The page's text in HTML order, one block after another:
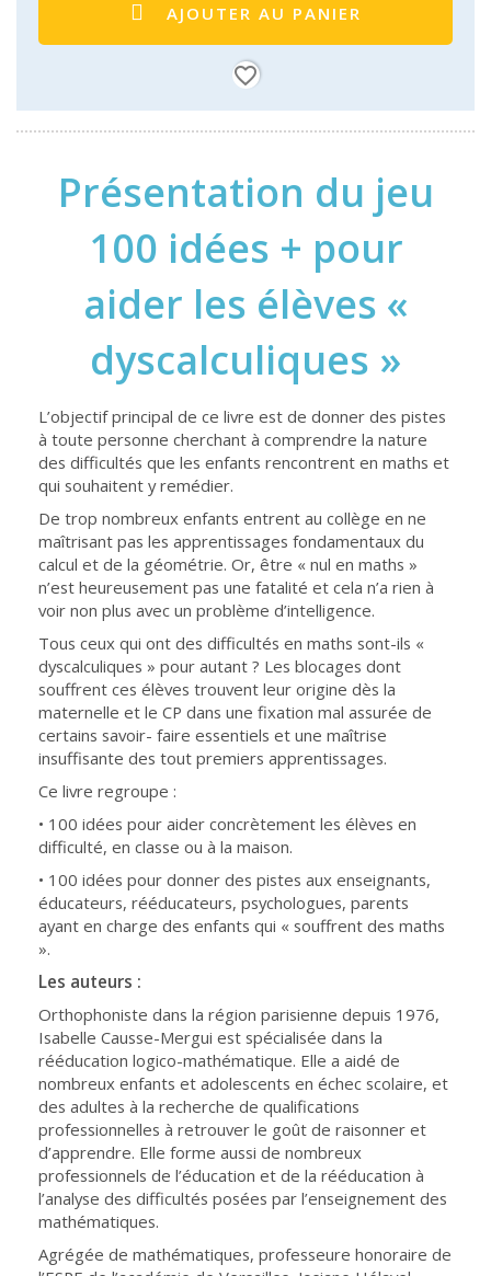
AJOUTER AU PANIER
favorite_border
Présentation du jeu
100 idées + pour
aider les élèves «
dyscalculiques »
L’objectif principal de ce livre est de donner des pistes
à toute personne cherchant à comprendre la nature
des difficultés que les enfants rencontrent en maths et
qui souhaitent y remédier.
De trop nombreux enfants entrent au collège en ne
maîtrisant pas les apprentissages fondamentaux du
calcul et de la géométrie. Or, être « nul en maths »
n’est heureusement pas une fatalité et cela n’a rien à
voir non plus avec un problème d’intelligence.
Tous ceux qui ont des difficultés en maths sont-ils «
dyscalculiques » pour autant ? Les blocages dont
souffrent ces élèves trouvent leur origine dès la
maternelle et le CP dans une fixation mal assurée de
certains savoir- faire essentiels et une maîtrise
insuffisante des tout premiers apprentissages.
Ce livre regroupe :
• 100 idées pour aider concrètement les élèves en
difficulté, en classe ou à la maison.
• 100 idées pour donner des pistes aux enseignants,
éducateurs, rééducateurs, psychologues, parents
ayant en charge des enfants qui « souffrent des maths
».
Les auteurs :
Orthophoniste dans la région parisienne depuis 1976,
Isabelle Causse-Mergui est spécialisée dans la
rééducation logico-mathématique. Elle a aidé de
nombreux enfants et adolescents en échec scolaire, et
des adultes à la recherche de qualifications
professionnelles à retrouver le goût de raisonner et
d’apprendre. Elle forme aussi de nombreux
professionnels de l’éducation et de la rééducation à
l’analyse des difficultés posées par l’enseignement des
mathématiques.
Agrégée de mathématiques, professeure honoraire de